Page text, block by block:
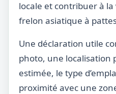
locale et contribuer à
frelon asiatique à
Une déclaration utile
photo, une localisation
estimée, le type
proximité avec une